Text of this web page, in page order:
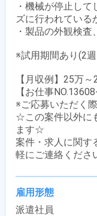
・機械が停止し
ズに行われている
・製品の外観検
※試用期間あり(2
【月収例】25万～
【お仕事
※ご応募いただく
☆この案件以外に
ます☆
案件・求人に関す
軽にご連絡くださ
雇用形態
派遣社員